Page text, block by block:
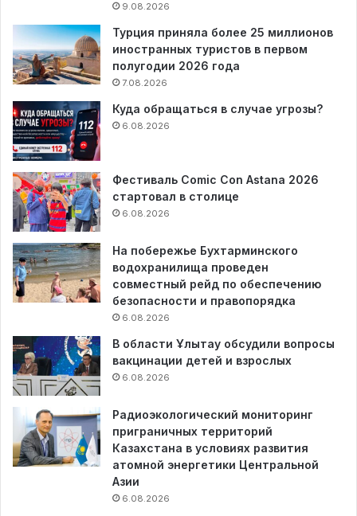
9.08.2026
Турция приняла более 25 миллионов
иностранных туристов в первом
полугодии 2026 года
7.08.2026
Куда обращаться в случае угрозы?
6.08.2026
Фестиваль Comic Con Astana 2026
стартовал в столице
6.08.2026
На побережье Бухтарминского
водохранилища проведен
совместный рейд по обеспечению
безопасности и правопорядка
6.08.2026
В области Ұлытау обсудили вопросы
вакцинации детей и взрослых
6.08.2026
Радиоэкологический мониторинг
приграничных территорий
Казахстана в условиях развития
атомной энергетики Центральной
Азии
6.08.2026